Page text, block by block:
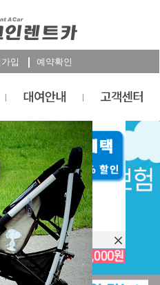
입 예약확인
예약